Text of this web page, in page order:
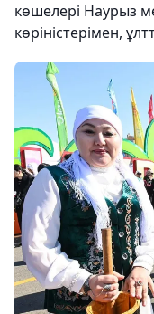
көшелері Наурыз
көріністерімен,